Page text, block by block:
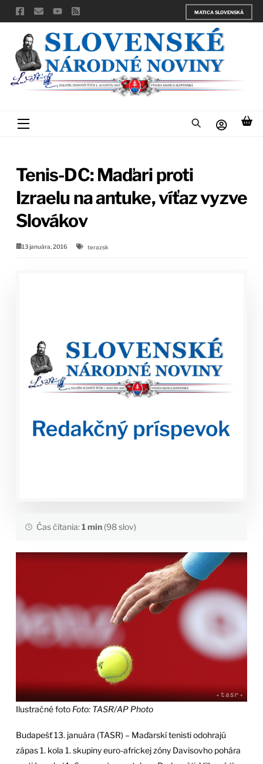
Skip
to
content
MATICA SLOVENSKÁ
Menu
Tenis-DC: Maďari proti
Izraelu na antuke, víťaz vyzve
Slovákov
13 januára, 2016 terazsk
Čas čítania:1 min(98 slov)
Ilustračné foto Foto: TASR/AP Photo
Budapešť 13. januára (TASR) – Maďarskí tenisti odohrajú
zápas 1. kola 1. skupiny euro-africkej zóny Davisovho pohára